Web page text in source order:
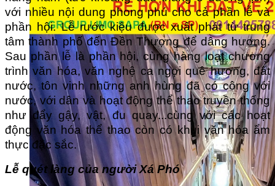
với nhiều nội dung phong phú cho cả phần lễ và
phần hội. Lễ rước kiệu được xuất phát từ trung
tâm thành phố đến Đền Thượng để dâng hương.
Sau phần lễ là phần hội, cùng hàng loạt chương
trình văn hóa, văn nghệ ca ngợi quê hương, đất
nước, tôn vinh những anh hùng đã có công với
nước, với dân và hoạt động thể thao truyền thống
như đẩy gậy, vật, đu quay...cùng với các hoạt
động văn hóa thể thao còn có khui văn hóa ẩm
thực đặc sắc.
Lễ quét làng của người Xá Phó